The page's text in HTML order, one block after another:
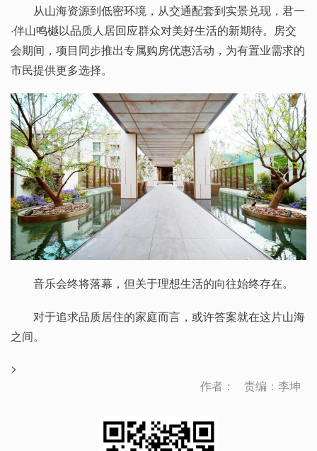
从山海资源到低密环境，从交通配套到实景兑现，君一
·伴山鸣樾以品质人居回应群众对美好生活的新期待。房交
会期间，项目同步推出专属购房优惠活动，为有置业需求的
市民提供更多选择。
音乐会终将落幕，但关于理想生活的向往始终存在。
对于追求品质居住的家庭而言，或许答案就在这片山海
之间。
>
作者：
责编：李坤